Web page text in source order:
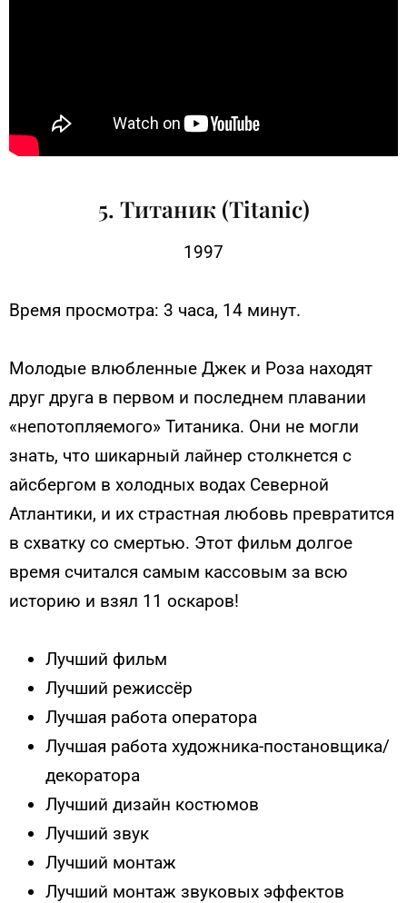
5. Титаник (Titanic)
1997
Время просмотра: 3 часа, 14 минут.
Молодые влюбленные Джек и Роза находят
друг друга в первом и последнем плавании
«непотопляемого» Титаника. Они не могли
знать, что шикарный лайнер столкнется с
айсбергом в холодных водах Северной
Атлантики, и их страстная любовь превратится
в схватку со смертью. Этот фильм долгое
время считался самым кассовым за всю
историю и взял 11 оскаров!
Лучший фильм
Лучший режиссёр
Лучшая работа оператора
Лучшая работа художника-постановщика/
декоратора
Лучший дизайн костюмов
Лучший звук
Лучший монтаж
Лучший монтаж звуковых эффектов